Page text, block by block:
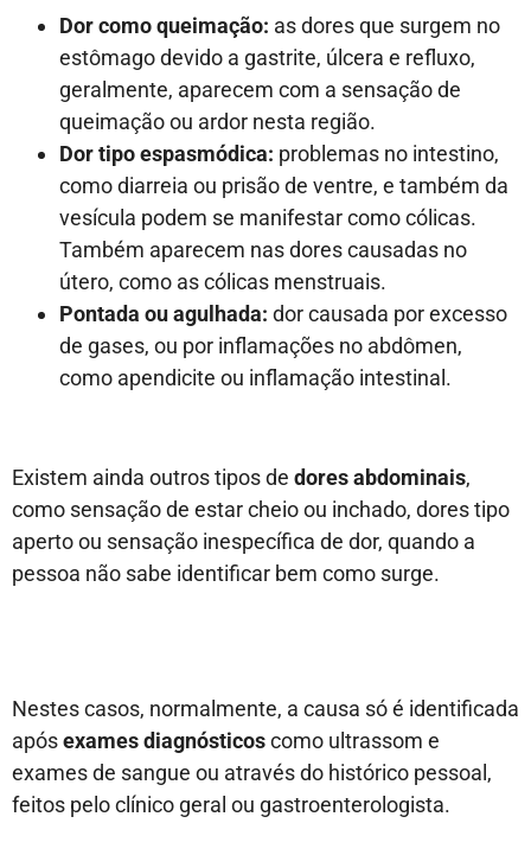
Dor como queimação: as dores que surgem no
estômago devido a gastrite, úlcera e refluxo,
geralmente, aparecem com a sensação de
queimação ou ardor nesta região.
Dor tipo espasmódica: problemas no intestino,
como diarreia ou prisão de ventre, e também da
vesícula podem se manifestar como cólicas.
Também aparecem nas dores causadas no
útero, como as cólicas menstruais.
Pontada ou agulhada: dor causada por excesso
de gases, ou por inflamações no abdômen,
como apendicite ou inflamação intestinal.
Existem ainda outros tipos de dores abdominais,
como sensação de estar cheio ou inchado, dores tipo
aperto ou sensação inespecífica de dor, quando a
pessoa não sabe identificar bem como surge.
Nestes casos, normalmente, a causa só é identificada
apósexames diagnósticoscomo ultrassom e
exames de sangue ou através do histórico pessoal,
feitos pelo clínico geral ou gastroenterologista.